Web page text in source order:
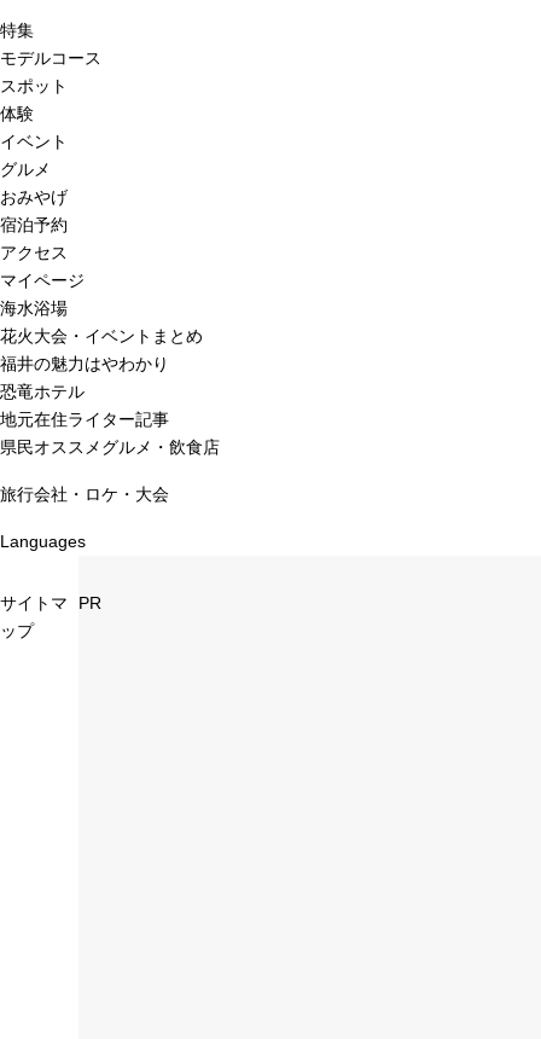
特集
モデルコース
スポット
体験
イベント
グルメ
おみやげ
宿泊予約
アクセス
マイページ
海水浴場
花火大会・イベントまとめ
福井の魅力はやわかり
恐竜ホテル
地元在住ライター記事
県民オススメグルメ・飲食店
旅行会社・ロケ・大会
Languages
サイトマ
ップ
PR